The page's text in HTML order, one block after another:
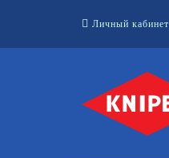
Личный кабинет